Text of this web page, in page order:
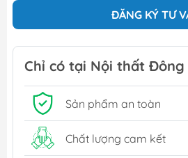
ĐĂNG KÝ TƯ
Chỉ có tại Nội thất Đông
Sản phẩm an toàn
Chất lượng cam kết